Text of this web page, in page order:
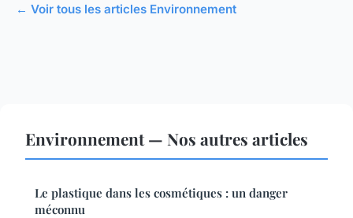
← Voir tous les articles Environnement
Environnement — Nos autres articles
Le plastique dans les cosmétiques : un danger
méconnu